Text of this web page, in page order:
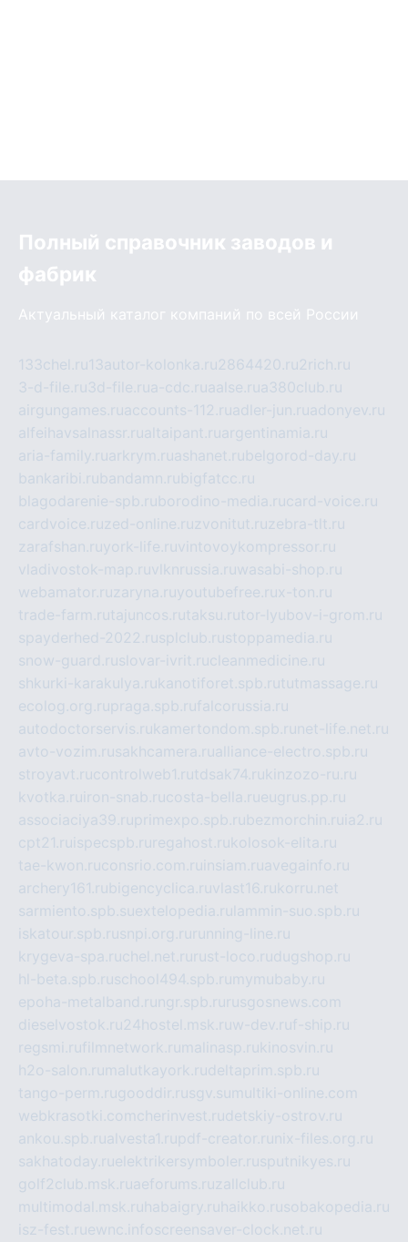
Полный справочник заводов и
фабрик
Актуальный каталог компаний по всей России
133chel.ru13autor-kolonka.ru2864420.ru2rich.ru
3-d-file.ru3d-file.rua-cdc.ruaalse.rua380club.ru
airgungames.ruaccounts-112.ruadler-jun.ruadonyev.ru
alfeihavsalnassr.rualtaipant.ruargentinamia.ru
aria-family.ruarkrym.ruashanet.rubelgorod-day.ru
bankaribi.rubandamn.rubigfatcc.ru
blagodarenie-spb.ruborodino-media.rucard-voice.ru
cardvoice.ruzed-online.ruzvonitut.ruzebra-tlt.ru
zarafshan.ruyork-life.ruvintovoykompressor.ru
vladivostok-map.ruvlknrussia.ruwasabi-shop.ru
webamator.ruzaryna.ruyoutubefree.rux-ton.ru
trade-farm.rutajuncos.rutaksu.rutor-lyubov-i-grom.ru
spayderhed-2022.rusplclub.rustoppamedia.ru
snow-guard.ruslovar-ivrit.rucleanmedicine.ru
shkurki-karakulya.rukanotiforet.spb.rututmassage.ru
ecolog.org.rupraga.spb.rufalcorussia.ru
autodoctorservis.rukamertondom.spb.ru net-life.net.ru
avto-vozim.rusakhcamera.rualliance-electro.spb.ru
stroyavt.rucontrolweb1.rutdsak74.rukinzozo-ru.ru
kvotka.ru iron-snab.rucosta-bella.rueugrus.pp.ru
associaciya39.ruprimexpo.spb.rubezmorchin.ru ia2.ru
cpt21.ru ispecspb.ru regahost.rukolosok-elita.ru
tae-kwon.ruconsrio.com.ru insiam.ruavegainfo.ru
archery161.rubigencyclica.ruvlast16.rukorru.net
sarmiento.spb.suextelopedia.ru lammin-suo.spb.ru
iskatour.spb.rusnpi.org.ru running-line.ru
krygeva-spa.ruchel.net.ru rust-loco.rudugshop.ru
hl-beta.spb.ruschool494.spb.ru mymubaby.ru
epoha-metalband.ru ngr.spb.ru rusgosnews.com
dieselvostok.ru24hostel.msk.ruw-dev.ruf-ship.ru
regsmi.rufilmnetwork.ru malinasp.rukinosvin.ru
h2o-salon.ru malutkayork.rudeltaprim.spb.ru
tango-perm.rugooddir.rusgv.su multiki-online.com
webkrasotki.comcherinvest.rudetskiy-ostrov.ru
ankou.spb.rualvesta1.rupdf-creator.ru nix-files.org.ru
sakhatoday.ruelektrikersymboler.rusputnikyes.ru
golf2club.msk.ruaeforums.ruzallclub.ru
multimodal.msk.ru habaigry.ru haikko.rusobakopedia.ru
isz-fest.ruewnc.infoscreensaver-clock.net.ru